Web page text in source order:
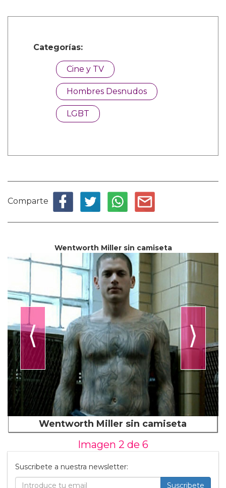
Categorías:
Cine y TV
Hombres Desnudos
LGBT
Comparte
Wentworth Miller sin camiseta
⟨ ⟩
Wentworth Miller sin camiseta
Imagen 2 de 6
Suscribete a nuestra newsletter:
Suscribete